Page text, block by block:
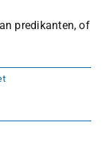
predikanten, of